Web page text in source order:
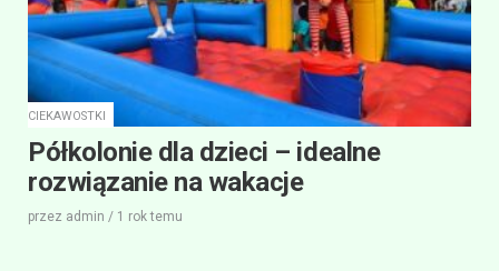
CIEKAWOSTKI
Półkolonie dla dzieci – idealne
rozwiązanie na wakacje
przez admin / 1 roktemu